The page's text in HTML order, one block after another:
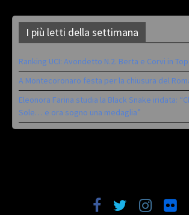
I più letti della settimana
Ranking UCI: Avondetto N.2. Berta e Corvi in
A Montecoronaro festa per la chiusura del
Eleonora Farina studia la Black Snake iridata:
Sole… e ora sogno una medaglia”